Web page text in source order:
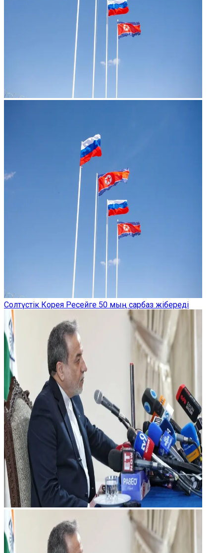
Солтүстік Корея Ресейге 50 мың сарбаз жібереді